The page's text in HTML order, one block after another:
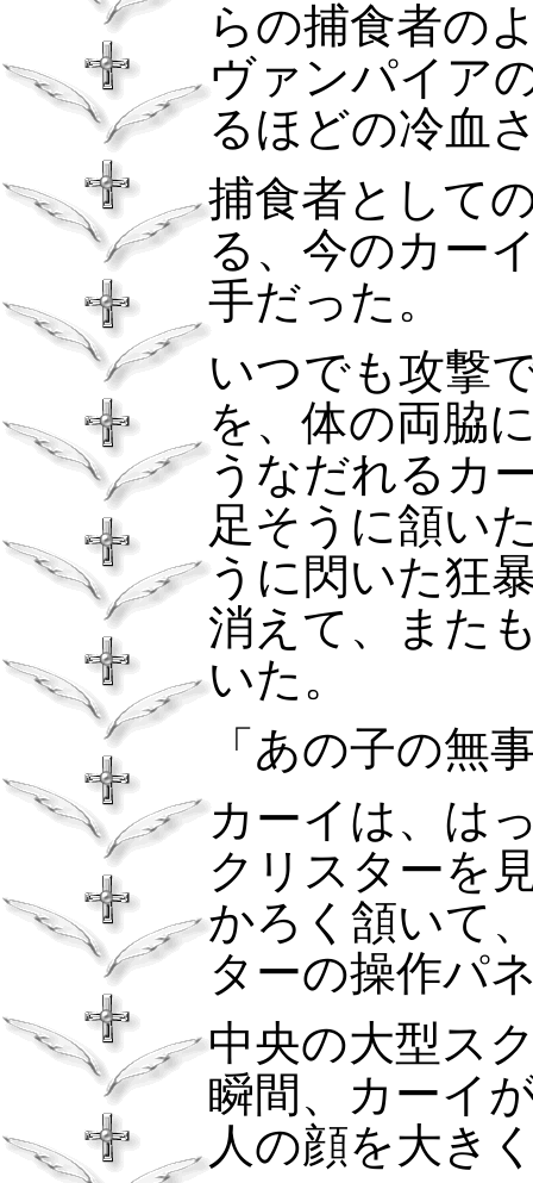
らの捕食者の
ヴァンパイア
るほどの冷血
捕食者として
る、今のカー
手だった。
いつでも攻撃
を、体の両脇
うなだれるカ
足そうに頷い
うに閃いた狂
消えて、また
いた。
「あの子の無
カーイは、は
クリスターを
かろく頷いて
ターの操作パ
中央の大型ス
瞬間、カーイ
人の顔を大き